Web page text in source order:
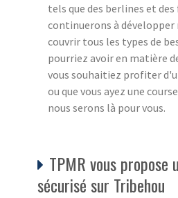
tels que des berlines et
continuerons à
couvrir tous les types de
pourriez avoir en matière
vous souhaitiez profiter
ou que vous ayez une
nous serons là pour vous.
TPMR vous propose
sécurisé sur Tribehou